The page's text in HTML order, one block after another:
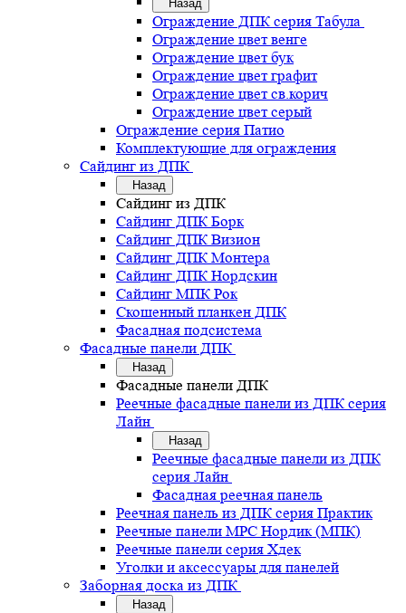
Назад
Ограждение ДПК серия Табула
Ограждение цвет венге
Ограждение цвет бук
Ограждение цвет графит
Ограждение цвет св.корич
Ограждение цвет серый
Ограждение серия Патио
Комплектующие для ограждения
Сайдинг из ДПК
Назад
Сайдинг из ДПК
Сайдинг ДПК Борк
Сайдинг ДПК Визион
Сайдинг ДПК Монтера
Сайдинг ДПК Нордскин
Сайдинг МПК Рок
Скошенный планкен ДПК
Фасадная подсистема
Фасадные панели ДПК
Назад
Фасадные панели ДПК
Реечные фасадные панели из ДПК серия
Лайн
Назад
Реечные фасадные панели из ДПК
серия Лайн
Фасадная реечная панель
Реечная панель из ДПК серия Практик
Реечные панели MPC Нордик (МПК)
Реечные панели серия Хдек
Уголки и аксессуары для панелей
Заборная доска из ДПК
Назад